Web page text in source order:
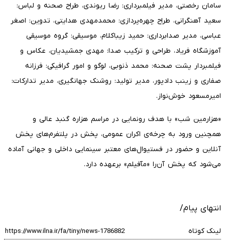
سامان رخصتی، مدیر فیلمبرداری: رضا ریوندی، طراح صحنه و لباس:
سعید آهنگرانی، طراح چهره‌پردازی: محمدمهدی هدایتی، تدوین: اصغر
عباسی، مدیر صدابرداری: حمید زیباکلام، موسیقی: گروه موسیقی
آموزشگاه فریاد، طراحی و ترکیب صدا: مهدی جمشیدیان، عکاس و
فیلمبردار پشت صحنه: محمد ذنوبی، لوگو و امور گرافیکی: فرزانه
صفاری و زینب دادپور، مدیر تولید: روشنک جهانگیری، مدیر تدارکات:
امیرمسعود خوش‌نواز.
«هزارمین شب» با هدف رونمایی در مراسم هزاره گنبد عالی و
همچنین ورود به چرخه‌ی اکران عمومی، پخش در پلتفرم‌های پخش
آنلاین و حضور در فستیوال‌های معتبر سینمایی داخلی و جهانی آماده
می‌شود که پخش آن‌را «مآفیلم» برعهده دارد.
انتهای پیام/
لینک کوتاه